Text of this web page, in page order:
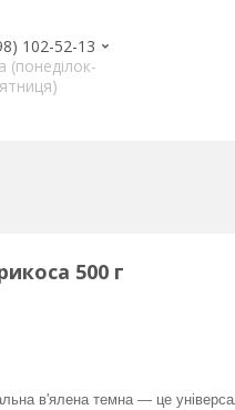
102-52-13
(понеділок-
500 г
в'ялена темна — це